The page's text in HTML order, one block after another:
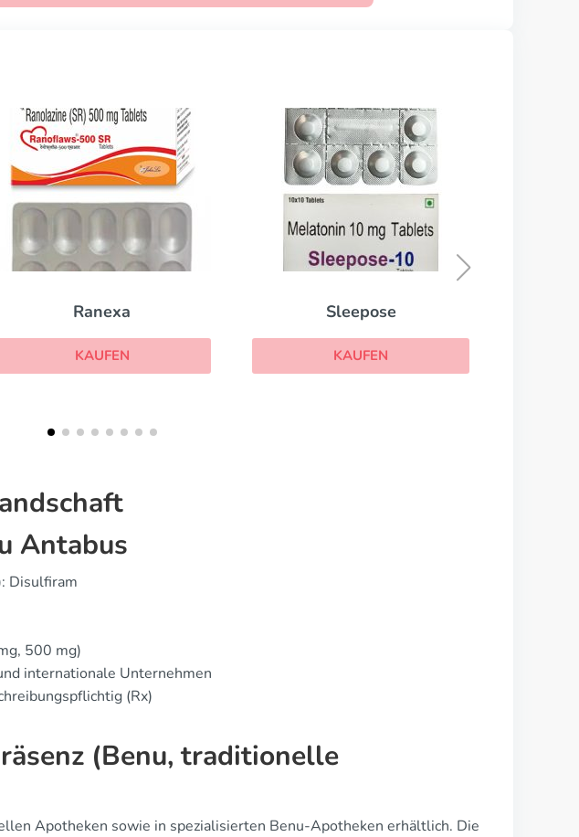
Sleepose
KAUFEN
Salazopyrin
KAUFEN
Antabus
Disulfiram
500 mg)
internationale Unternehmen
(Rx)
(Benu, traditionelle
Apotheken sowie in spezialisierten Benu-Apotheken erhältlich. Die